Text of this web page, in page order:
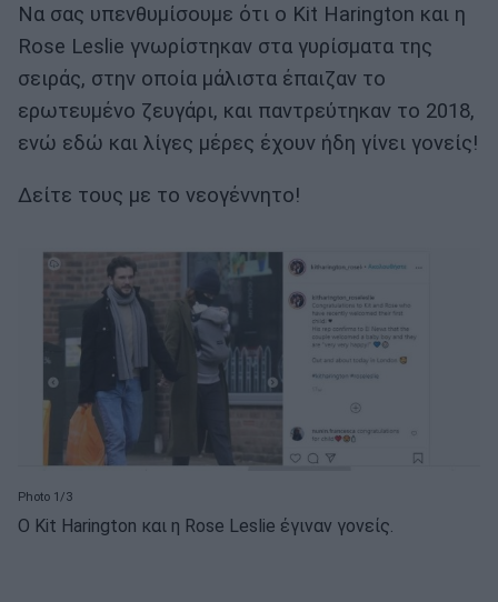
Να σας υπενθυμίσουμε ότι ο Kit Harington και η
Rose Leslie γνωρίστηκαν στα γυρίσματα της
σειράς, στην οποία μάλιστα έπαιζαν το
ερωτευμένο ζευγάρι, και παντρεύτηκαν το 2018,
ενώ εδώ και λίγες μέρες έχουν ήδη γίνει γονείς!
Δείτε τους με το νεογέννητο!
Photo 1/3
O Kit Harington και η Rose Leslie έγιναν γονείς.